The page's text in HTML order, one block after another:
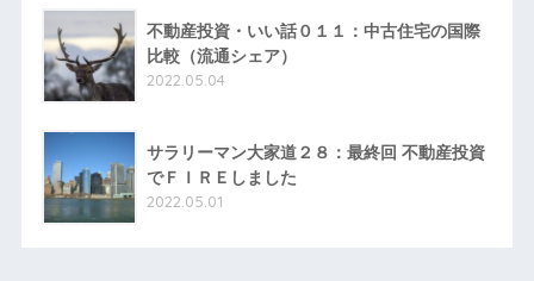
不動産投資・いい話０１１：中古住宅の国際
比較（流通シェア）
2022.05.04
サラリーマン大家道２８：最終回 不動産投資
でＦＩＲＥしました
2022.05.01